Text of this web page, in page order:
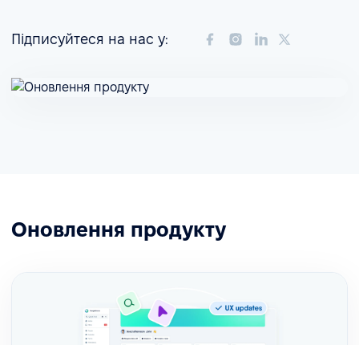
Підписуйтеся на нас у:
Оновлення продукту